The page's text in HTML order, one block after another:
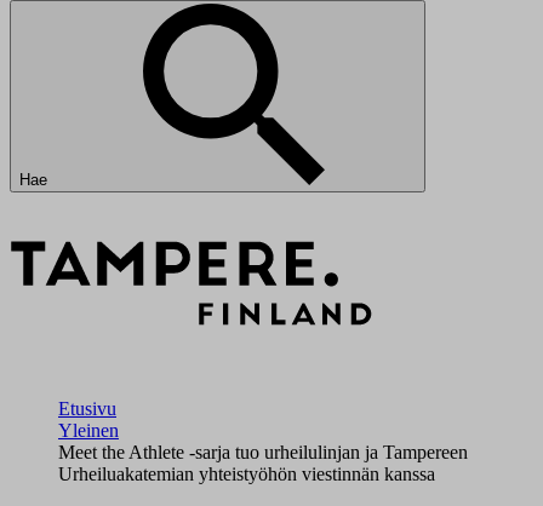
Hae
Etusivu
Yleinen
Meet the Athlete -sarja tuo urheilulinjan ja Tampereen
Urheiluakatemian yhteistyöhön viestinnän kanssa